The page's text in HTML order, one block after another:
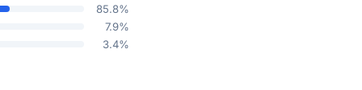
85.8%
7.9%
3.4%